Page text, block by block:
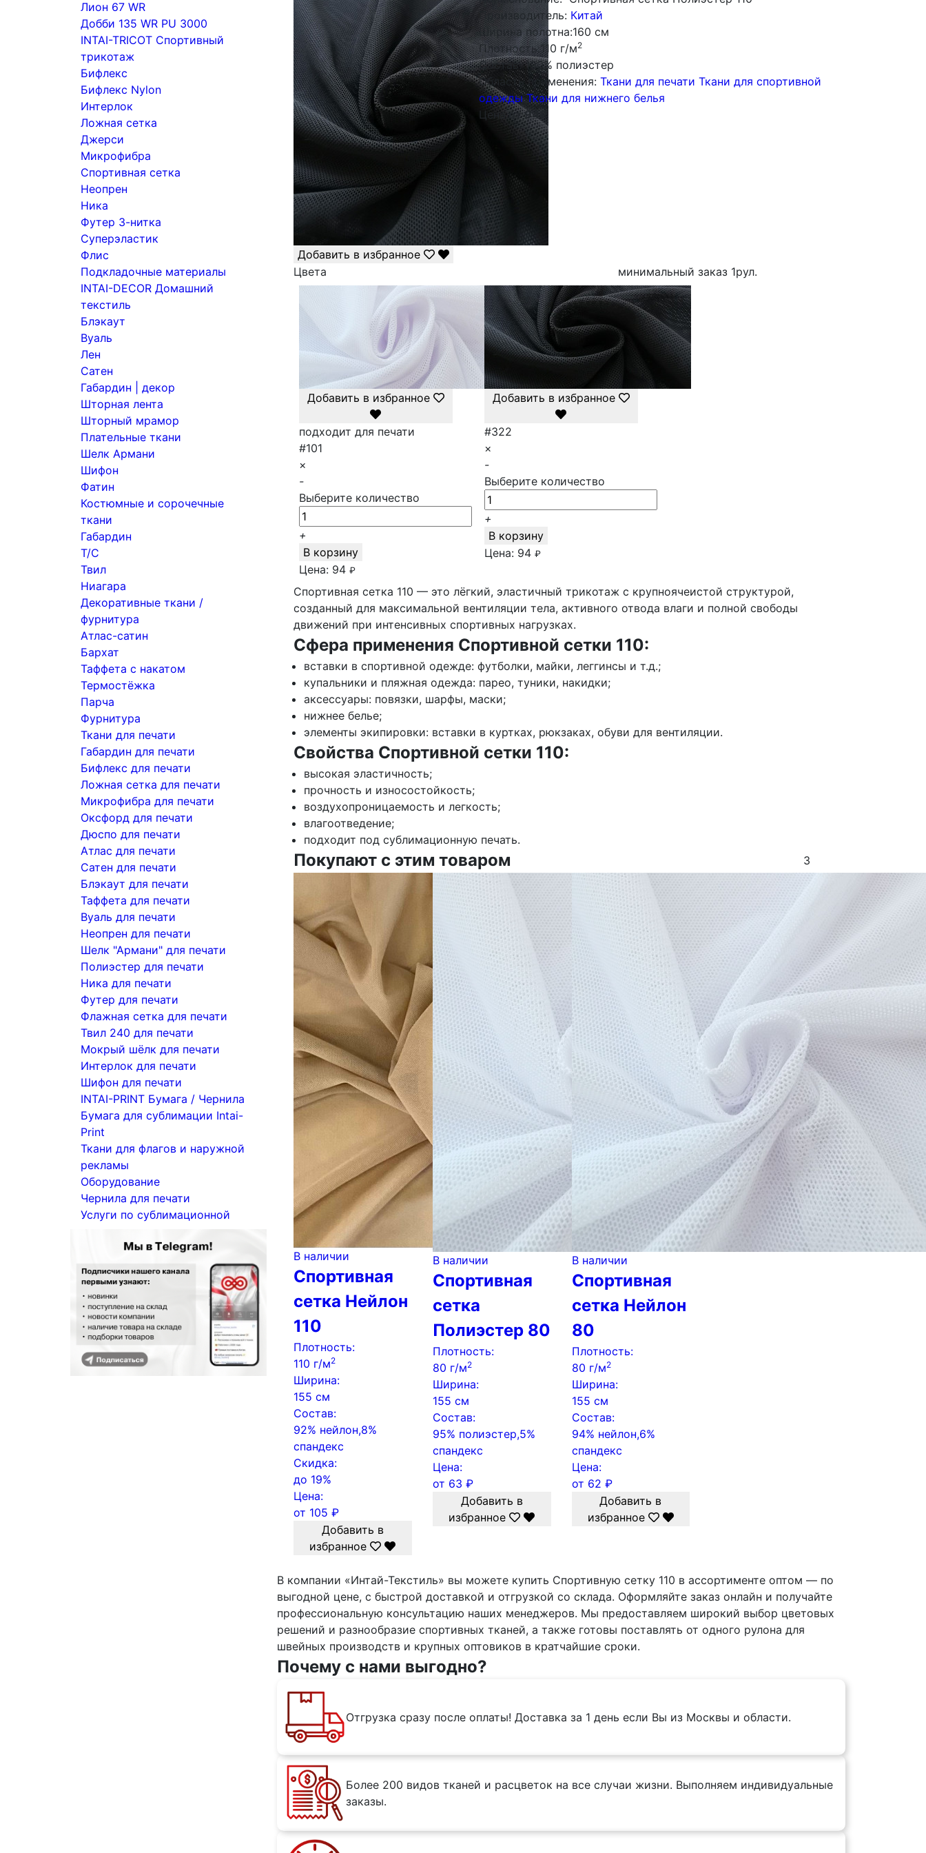
Лион 67 WR
Добби 135 WR PU 3000
INTAI-TRICOT Спортивный
трикотаж
Бифлекс
Бифлекс Nylon
Интерлок
Ложная сетка
Джерси
Микрофибра
Спортивная сетка
Неопрен
Ника
Футер 3-нитка
Суперэластик
Флис
Подкладочные материалы
INTAI-DECOR Домашний
текстиль
Блэкаут
Вуаль
Лен
Сатен
Габардин | декор
Шторная лента
Шторный мрамор
Плательные ткани
Шелк Армани
Шифон
Фатин
Костюмные и сорочечные
ткани
Габардин
Т/С
Твил
Ниагара
Декоративные ткани /
фурнитура
Атлас-сатин
Бархат
Таффета с накатом
Термостёжка
Парча
Фурнитура
Ткани для печати
Габардин для печати
Бифлекс для печати
Ложная сетка для печати
Микрофибра для печати
Оксфорд для печати
Дюспо для печати
Атлас для печати
Сатен для печати
Блэкаут для печати
Таффета для печати
Вуаль для печати
Неопрен для печати
Шелк "Армани" для печати
Полиэстер для печати
Ника для печати
Футер для печати
Флажная сетка для печати
Твил 240 для печати
Мокрый шёлк для печати
Интерлок для печати
Шифон для печати
INTAI-PRINT Бумага / Чернила
Бумага для сублимации Intai-
Print
Ткани для флагов и наружной
рекламы
Оборудование
Чернила для печати
Услуги по сублимационной
Добавить в избранное
Производитель: Китай
Ширина полотна:160 см
Плотность:110 г/м2
Состав: 100% полиэстер
Облаcть применения: Ткани для печати Ткани для спортивной
одежды Ткани для нижнего белья
Цена:от 94₽
Цвета минимальный заказ 1рул.
Добавить в избранное
подходит для печати
#101
×
-
Выберите количество
+
В корзину
Цена: 94 ₽
Добавить в избранное
#322
×
-
Выберите количество
+
В корзину
Цена: 94 ₽
Спортивная сетка 110 — это лёгкий, эластичный трикотаж с крупноячеистой структурой,
созданный для максимальной вентиляции тела, активного отвода влаги и полной свободы
движений при интенсивных спортивных нагрузках.
Сфера применения Спортивной сетки 110:
вставки в спортивной одежде: футболки, майки, леггинсы и т.д.;
купальники и пляжная одежда: парео, туники, накидки;
аксессуары: повязки, шарфы, маски;
нижнее белье;
элементы экипировки: вставки в куртках, рюкзаках, обуви для вентиляции.
Свойства Спортивной сетки 110:
высокая эластичность;
прочность и износостойкость;
воздухопроницаемость и легкость;
влагоотведение;
подходит под сублимационную печать.
Покупают с этим товаром 3
В наличии
Спортивная
сетка Нейлон
110
Плотность:
110 г/м2
Ширина:
155 см
Состав:
92% нейлон,8%
спандекс
Скидка:
до 19%
Цена:
от 105 ₽
Добавить в
избранное
В наличии
Спортивная
сетка
Полиэстер 80
Плотность:
80 г/м2
Ширина:
155 см
Состав:
95% полиэстер,5%
спандекс
Цена:
от 63 ₽
Добавить в
избранное
В наличии
Спортивная
сетка Нейлон
80
Плотность:
80 г/м2
Ширина:
155 см
Состав:
94% нейлон,6%
спандекс
Цена:
от 62 ₽
Добавить в
избранное
В компании «Интай-Текстиль» вы можете купить Спортивную сетку 110 в ассортименте оптом — по
выгодной цене, с быстрой доставкой и отгрузкой со склада. Оформляйте заказ онлайн и получайте
профессиональную консультацию наших менеджеров. Мы предоставляем широкий выбор цветовых
решений и разнообразие спортивных тканей, а также готовы поставлять от одного рулона для
швейных производств и крупных оптовиков в кратчайшие сроки.
Почему с нами выгодно?
Отгрузка сразу после оплаты! Доставка за 1 день если Вы из Москвы и области.
Более 200 видов тканей и расцветок на все случаи жизни. Выполняем индивидуальные
заказы.